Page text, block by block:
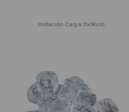
Imitación Carpa 11x18cm